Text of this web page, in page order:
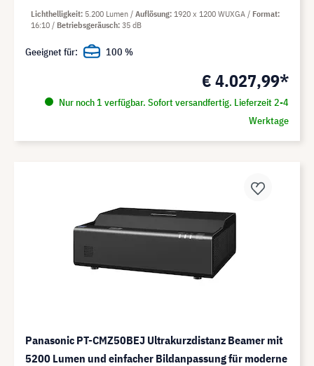
€ 4.027,99*
Nur noch 1 verfügbar. Sofort versandfertig. Lieferzeit 2-4
Werktage
Lichthelligkeit 5.200 Lumen Auflösung 1920 x 1200 WUXGA
Format
16:10
Betriebsgeräusch 35 dB
Geeignet für: 100 %
Panasonic PT-CMZ50BEJ Ultrakurzdistanz Beamer mit
5200 Lumen und einfacher Bildanpassung für moderne